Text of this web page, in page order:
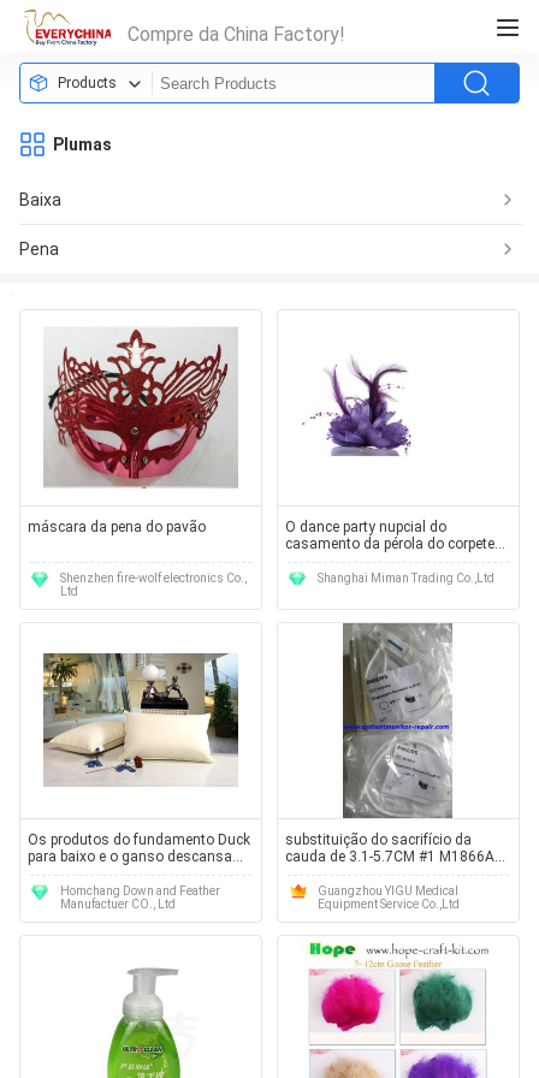
Compre da China Factory!
Products
Plumas
Baixa
Pena
máscara da pena do pavão
Shenzhen fire-wolf electronics Co.,
Ltd
O dance party nupcial do
casamento da pérola do corpete
do pulso da flor da pena da
mantilha veste o accessorie
Shanghai Miman Trading Co.,Ltd
Os produtos do fundamento Duck
para baixo e o ganso descansa
para baixo
Homchang Down and Feather
Manufactuer CO., Ltd
substituição do sacrifício da
cauda de 3.1-5.7CM #1 M1866A
que protege a detecção da ponta
de prova da camada
Guangzhou YIGU Medical
Equipment Service Co.,Ltd